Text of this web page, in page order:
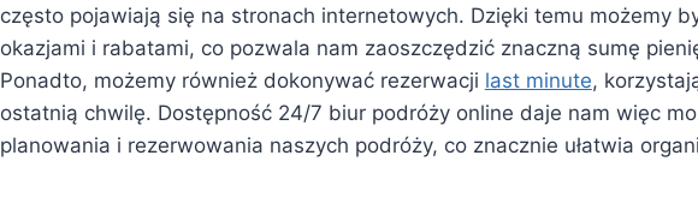
często pojawiają się na stronach internetowych. Dzięki temu możemy
okazjami i rabatami, co pozwala nam zaoszczędzić znaczną sumę
Ponadto, możemy również dokonywać rezerwacji last minute,
ostatnią chwilę. Dostępność 24/7 biur podróży online daje nam więc
planowania i rezerwowania naszych podróży, co znacznie ułatwia